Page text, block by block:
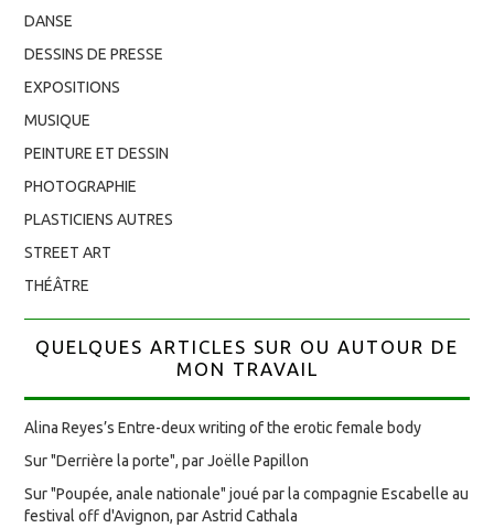
DANSE
DESSINS DE PRESSE
EXPOSITIONS
MUSIQUE
PEINTURE ET DESSIN
PHOTOGRAPHIE
PLASTICIENS AUTRES
STREET ART
THÉÂTRE
QUELQUES ARTICLES SUR OU AUTOUR DE
MON TRAVAIL
Alina Reyes’s Entre-deux writing of the erotic female body
Sur "Derrière la porte", par Joëlle Papillon
Sur "Poupée, anale nationale" joué par la compagnie Escabelle au
festival off d'Avignon, par Astrid Cathala